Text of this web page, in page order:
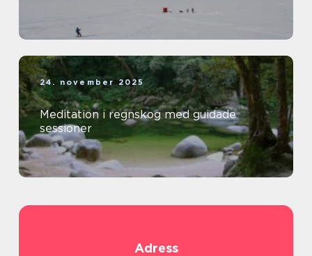
24. november 2025
Meditation i regnskog med guidade
sessioner
Adress